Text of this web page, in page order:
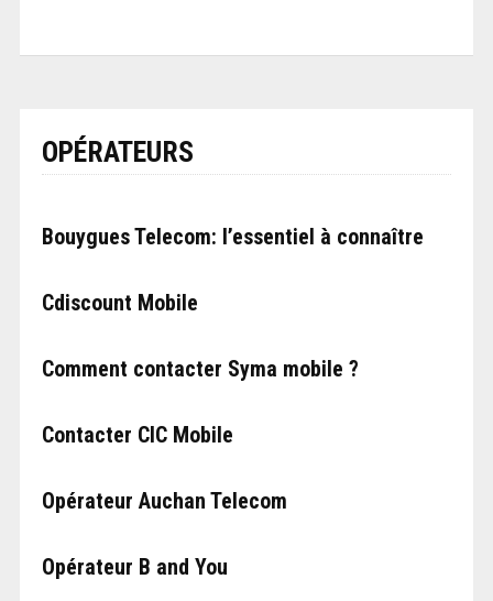
OPÉRATEURS
Bouygues Telecom: l’essentiel à connaître
Cdiscount Mobile
Comment contacter Syma mobile ?
Contacter CIC Mobile
Opérateur Auchan Telecom
Opérateur B and You